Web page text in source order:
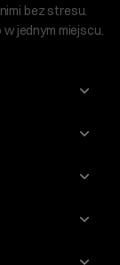
bez stresu.
jednym miejscu.